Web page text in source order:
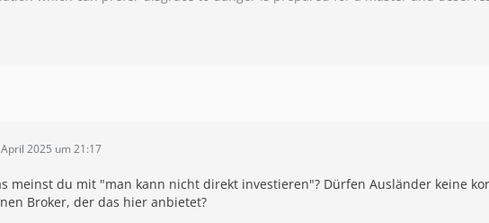
2025 um 21:17
meinst du mit "man kann nicht direkt investieren"? Dürfen Ausländer keine
Broker, der das hier anbietet?